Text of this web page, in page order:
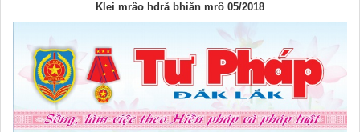
Klei mrâo hdră bhiăn mrô 05/2018